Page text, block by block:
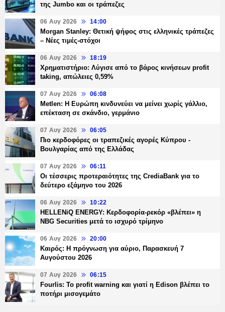
της Jumbo και οι τράπεζες
06 Αυγ 2026 14:00
Morgan Stanley: Θετική ψήφος στις ελληνικές τράπεζες
– Νέες τιμές-στόχοι
06 Αυγ 2026 18:19
Χρηματιστήριο: Λύγισε από το βάρος κινήσεων profit
taking, απώλειες 0,59%
07 Αυγ 2026 06:08
Metlen: Η Ευρώπη κινδυνεύει να μείνει χωρίς γάλλιο,
επέκταση σε σκάνδιο, γερμάνιο
07 Αυγ 2026 06:05
Πιο κερδοφόρες οι τραπεζικές αγορές Κύπρου -
Βουλγαρίας από της Ελλάδας
07 Αυγ 2026 06:11
Οι τέσσερις προτεραιότητες της CrediaBank για το
δεύτερο εξάμηνο του 2026
06 Αυγ 2026 10:22
HELLENiQ ENERGY: Κερδοφορία-ρεκόρ «βλέπει» η
NBG Securities μετά το ισχυρό τρίμηνο
06 Αυγ 2026 20:00
Καιρός: Η πρόγνωση για αύριο, Παρασκευή 7
Αυγούστου 2026
07 Αυγ 2026 06:15
Fourlis: Το profit warning και γιατί η Edison βλέπει το
ποτήρι μισογεμάτο